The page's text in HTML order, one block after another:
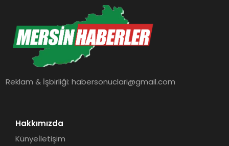
Reklam & İşbirliği:habersonuclari@gmail.com
Hakkımızda
Künyeİletişim